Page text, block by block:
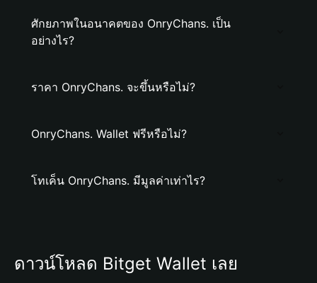
ศักยภาพในอนาคตของ OnryChans. เป็น
อย่างไร?
ราคา OnryChans. จะขึ้นหรือไม่?
OnryChans. Wallet ฟรีหรือไม่?
โทเค็น OnryChans. มีมูลค่าเท่าไร?
ดาวน์โหลด Bitget Wallet เลย